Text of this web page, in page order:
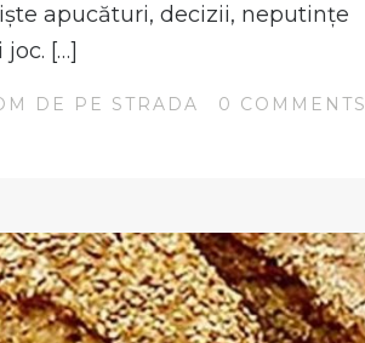
apucături, decizii, neputințe
[…]
DE PE STRADA 0 COMMENTS